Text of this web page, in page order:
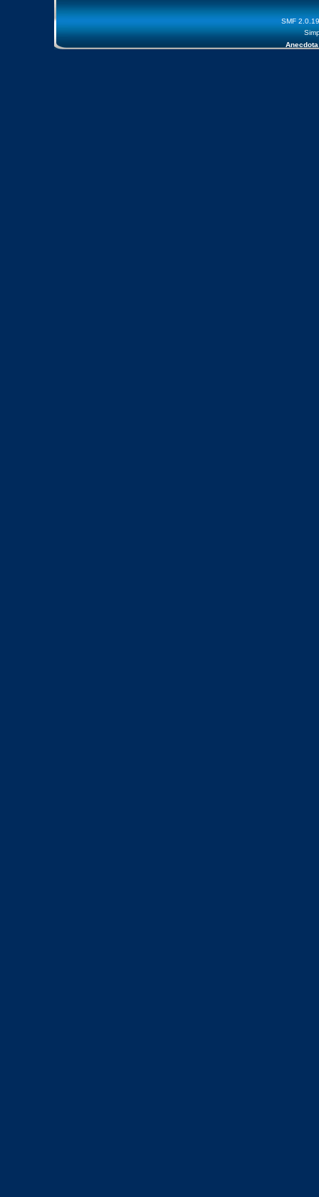
SMF 2.0.19
Anecdota